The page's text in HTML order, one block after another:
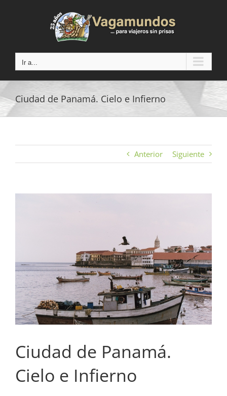
Ir a...
Ciudad de Panamá. Cielo e Infierno
Anterior Siguiente
Ciudad de Panamá.
Cielo e Infierno